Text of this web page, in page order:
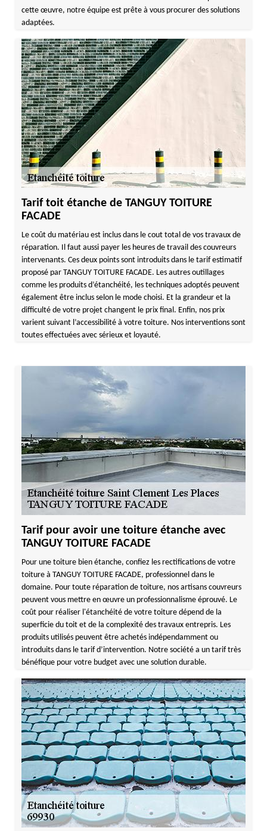
cette œuvre, notre équipe est prête à vous procurer des solutions
adaptées.
Tarif toit étanche de TANGUY TOITURE
FACADE
Le coût du matériau est inclus dans le cout total de vos travaux de
réparation. Il faut aussi payer les heures de travail des couvreurs
intervenants. Ces deux points sont introduits dans le tarif estimatif
proposé par TANGUY TOITURE FACADE. Les autres outillages
comme les produits d’étanchéité, les techniques adoptés peuvent
également être inclus selon le mode choisi. Et la grandeur et la
difficulté de votre projet changent le prix final. Enfin, nos prix
varient suivant l’accessibilité à votre toiture. Nos interventions sont
toutes effectuées avec sérieux et loyauté.
Tarif pour avoir une toiture étanche avec
TANGUY TOITURE FACADE
Pour une toiture bien étanche, confiez les rectifications de votre
toiture à TANGUY TOITURE FACADE, professionnel dans le
domaine. Pour toute réparation de toiture, nos artisans couvreurs
peuvent vous mettre en œuvre un professionnalisme éprouvé. Le
coût pour réaliser l'étanchéité de votre toiture dépend de la
superficie du toit et de la complexité des travaux entrepris. Les
produits utilisés peuvent être achetés indépendamment ou
introduits dans le tarif d’intervention. Notre société a un tarif très
bénéfique pour votre budget avec une solution durable.